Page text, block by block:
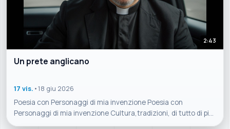
2:43
Un prete anglicano
17 vis. •18 giu 2026
Poesia con Personaggi di mia invenzione Poesia con
Personaggi di mia invenzione Cultura,tradizioni, di tutto di più
sul Molise